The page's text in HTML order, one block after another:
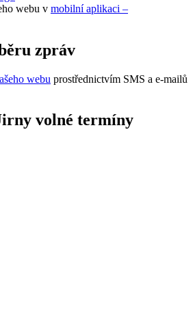
webu v mobilní aplikaci –
zpráv
webu prostřednictvím SMS a e-mailů
volné termíny